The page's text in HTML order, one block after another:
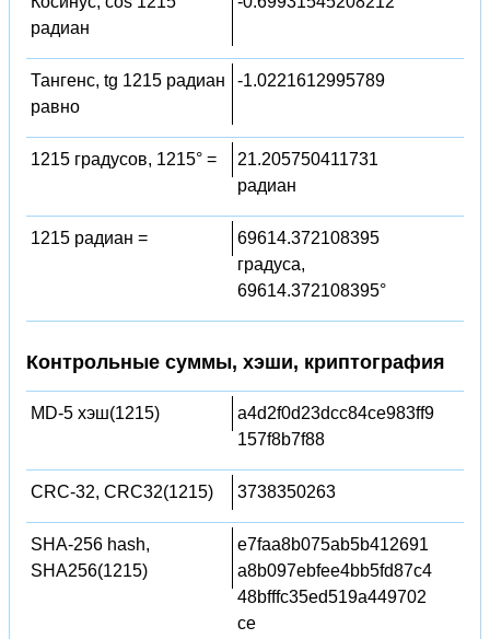
радиан
Тангенс, tg 1215 радиан
равно
-1.0221612995789
1215 градусов, 1215° =
21.205750411731
радиан
1215 радиан =
69614.372108395
градуса,
69614.372108395°
Контрольные суммы, хэши, криптография
MD-5 хэш(1215)
a4d2f0d23dcc84ce983ff9
157f8b7f88
CRC-32, CRC32(1215) 3738350263
SHA-256 hash,
SHA256(1215)
e7faa8b075ab5b412691
a8b097ebfee4bb5fd87c4
48bfffc35ed519a449702
ce